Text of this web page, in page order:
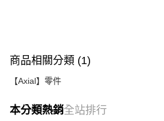
商品相關分類 (1)
【Axial】零件
本分類熱銷全站排行